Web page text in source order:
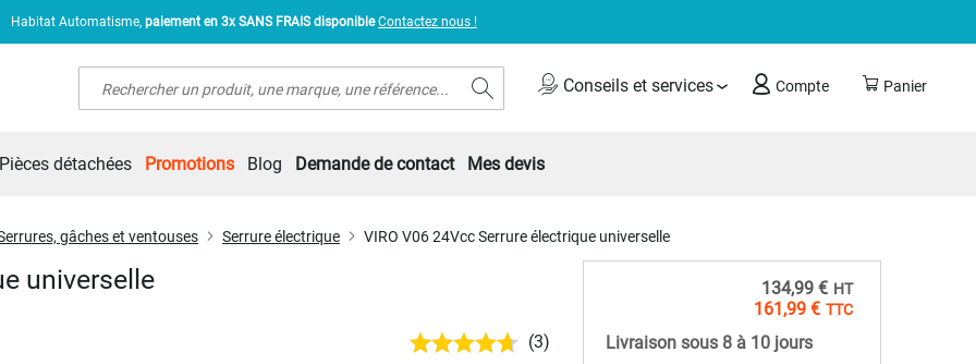
Habitat Automatisme, paiement en 3x SANS FRAIS disponible Contactez nous !
Panier
Conseils et services Compte
Rechercher
Pièces détachées Promotions Blog Demande de contact Mes devis
gâches et ventouses Serrure électrique VIRO V06 24Vcc Serrure électrique universelle
universelle
(3)
161,99 €
134,99 €
Livraison sous 8 à 10 jours